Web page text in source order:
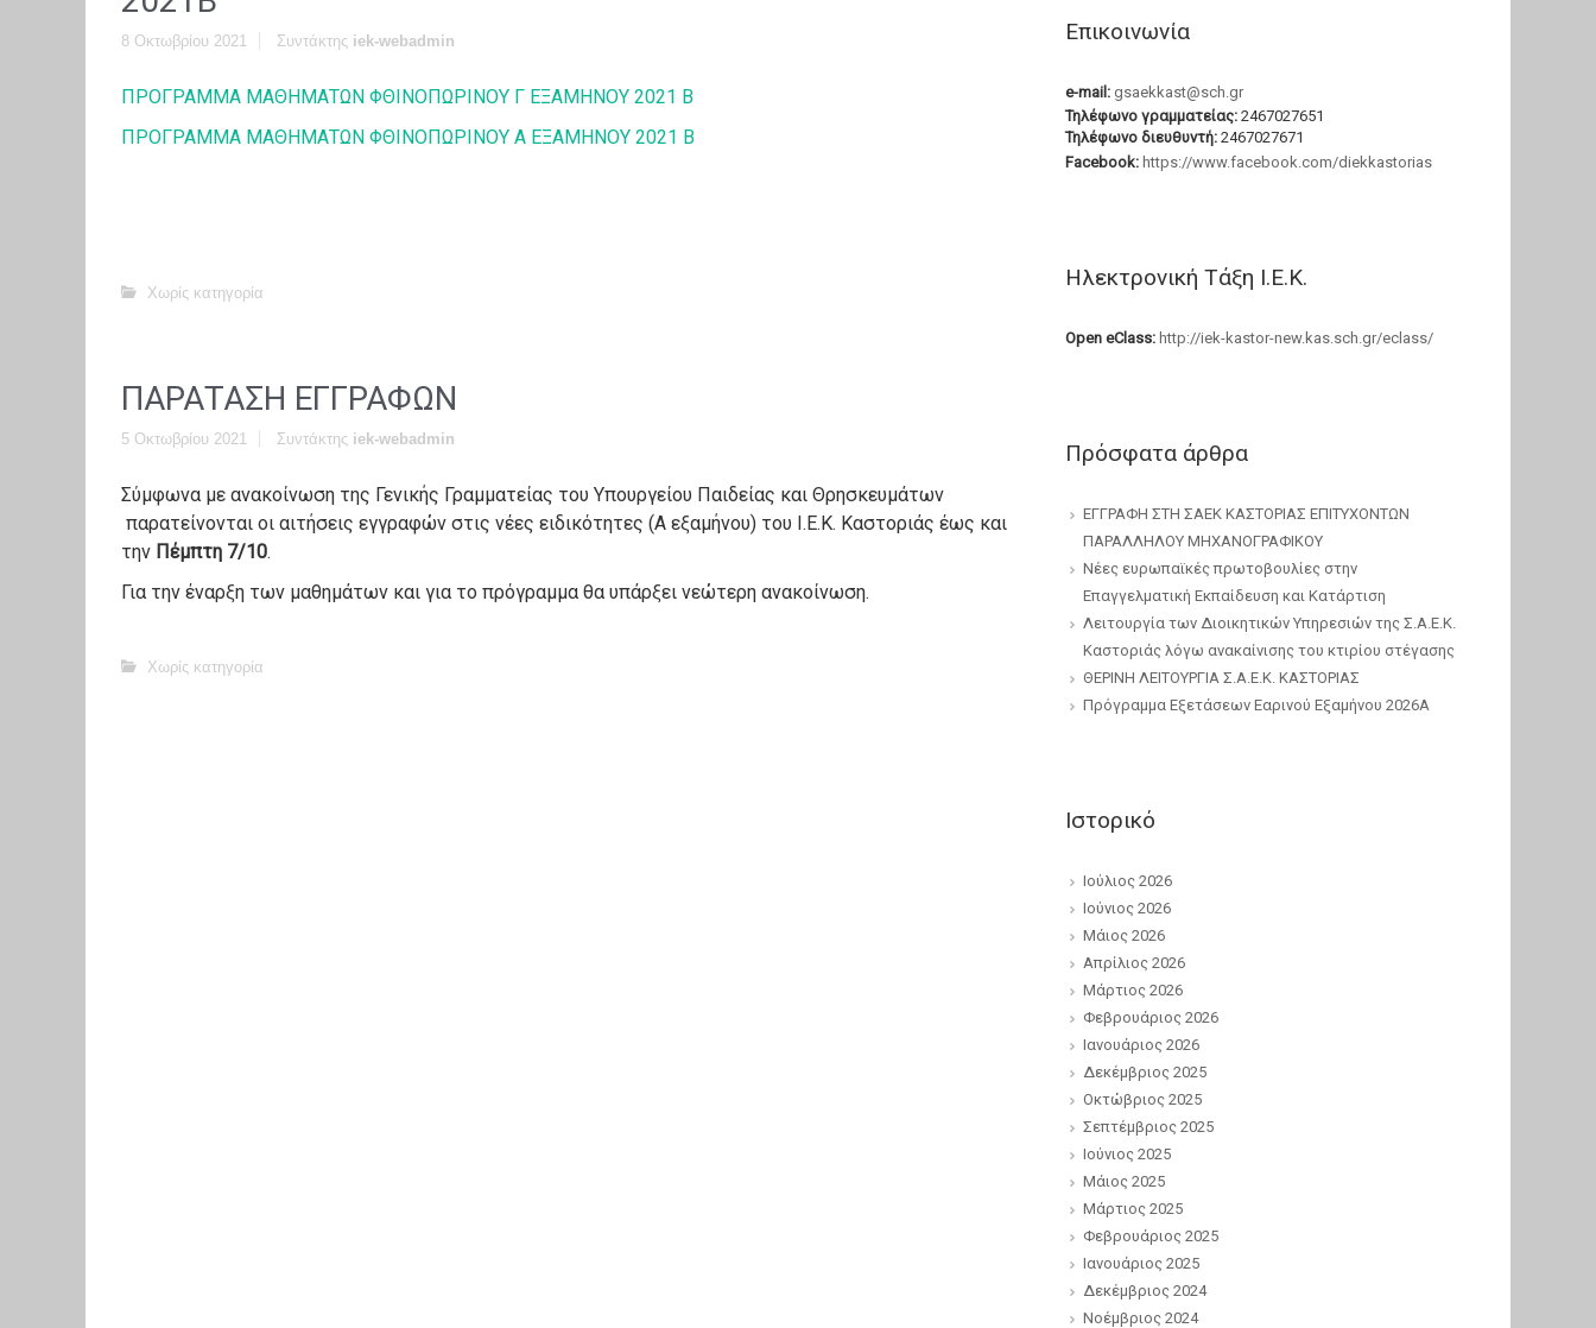
8 Οκτωβρίου 2021 Συντάκτης iek-webadmin
ΠΡΟΓΡΑΜΜΑ ΜΑΘΗΜΑΤΩΝ ΦΘΙΝΟΠΩΡΙΝΟΥ Γ ΕΞΑΜΗΝΟΥ 2021 Β
ΠΡΟΓΡΑΜΜΑ ΜΑΘΗΜΑΤΩΝ ΦΘΙΝΟΠΩΡΙΝΟΥ Α ΕΞΑΜΗΝΟΥ 2021 Β
Χωρίς κατηγορία
ΠΑΡΑΤΑΣΗ ΕΓΓΡΑΦΩΝ
5 Οκτωβρίου 2021 Συντάκτης iek-webadmin
Σύμφωνα με ανακοίνωση της Γενικής Γραμματείας του Υπουργείου Παιδείας και Θρησκευμάτων
παρατείνονται οι αιτήσεις εγγραφών στις νέες ειδικότητες (Α εξαμήνου) του Ι.Ε.Κ. Καστοριάς έως και
την Πέμπτη 7/10.
Για την έναρξη των μαθημάτων και για το πρόγραμμα θα υπάρξει νεώτερη ανακοίνωση.
Χωρίς κατηγορία
Επικοινωνία
e-mail: gsaekkast@sch.gr
Τηλέφωνο γραμματείας: 2467027651
Τηλέφωνο διευθυντή: 2467027671
Facebook: https://www.facebook.com/diekkastorias
Ηλεκτρονική Τάξη Ι.Ε.Κ.
Open eClass: http://iek-kastor-new.kas.sch.gr/eclass/
Πρόσφατα άρθρα
ΕΓΓΡΑΦΗ ΣΤΗ ΣΑΕΚ ΚΑΣΤΟΡΙΑΣ ΕΠΙΤΥΧΟΝΤΩΝ
ΠΑΡΑΛΛΗΛΟΥ ΜΗΧΑΝΟΓΡΑΦΙΚΟΥ
Νέες ευρωπαϊκές πρωτοβουλίες στην
Επαγγελματική Εκπαίδευση και Κατάρτιση
Λειτουργία των Διοικητικών Υπηρεσιών της Σ.Α.Ε.Κ.
Καστοριάς λόγω ανακαίνισης του κτιρίου στέγασης
ΘΕΡΙΝΗ ΛΕΙΤΟΥΡΓΙΑ Σ.Α.Ε.Κ. ΚΑΣΤΟΡΙΑΣ
Πρόγραμμα Εξετάσεων Εαρινού Εξαμήνου 2026Α
Ιστορικό
Ιούλιος 2026
Ιούνιος 2026
Μάιος 2026
Απρίλιος 2026
Μάρτιος 2026
Φεβρουάριος 2026
Ιανουάριος 2026
Δεκέμβριος 2025
Οκτώβριος 2025
Σεπτέμβριος 2025
Ιούνιος 2025
Μάιος 2025
Μάρτιος 2025
Φεβρουάριος 2025
Ιανουάριος 2025
Δεκέμβριος 2024
Νοέμβριος 2024